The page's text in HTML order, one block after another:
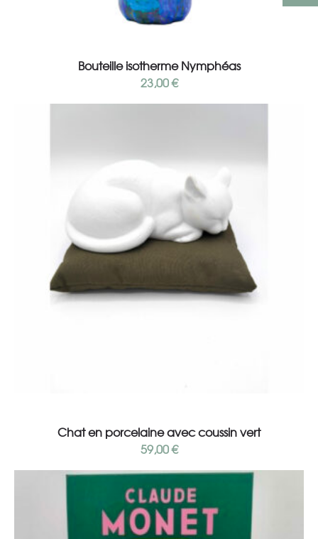
Bouteille isotherme Nymphéas
23,00€
Chat en porcelaine avec coussin vert
59,00€